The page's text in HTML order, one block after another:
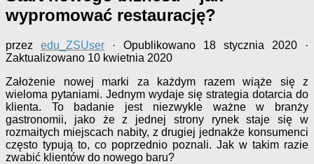
wypromować restaurację?
przez edu_ZSUser · Opublikowano 18 stycznia 2020 ·
Zaktualizowano 10 kwietnia 2020
Założenie nowej marki za każdym razem wiąże się z
wieloma pytaniami. Jednym wydaje się strategia dotarcia do
klienta. To badanie jest niezwykle ważne w branży
gastronomii, jako że z jednej strony rynek staje się w
rozmaitych miejscach nabity, z drugiej jednakże konsumenci
często typują to, co poprzednio poznali. Jak w takim razie
zwabić klientów do nowego baru?